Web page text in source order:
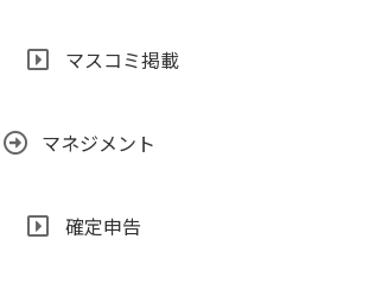
マスコミ掲載
マネジメント
確定申告